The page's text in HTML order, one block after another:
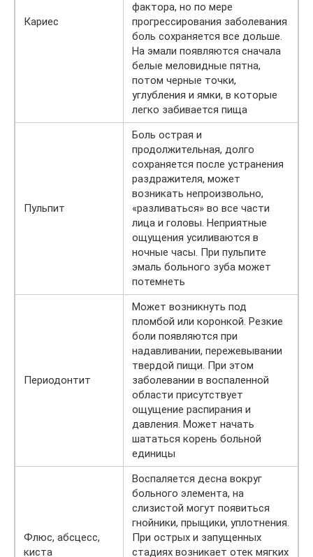
Кариес
фактора, но по мере
прогрессирования заболевания
боль сохраняется все дольше.
На эмали появляются сначала
белые меловидные пятна,
потом черные точки,
углубления и ямки, в которые
легко забивается пища
Пульпит
Боль острая и
продолжительная, долго
сохраняется после устранения
раздражителя, может
возникать непроизвольно,
«разливаться» во все части
лица и головы. Неприятные
ощущения усиливаются в
ночные часы. При пульпите
эмаль больного зуба может
потемнеть
Периодонтит
Может возникнуть под
пломбой или коронкой. Резкие
боли появляются при
надавливании, пережевывании
твердой пищи. При этом
заболевании в воспаленной
области присутствует
ощущение распирания и
давления. Может начать
шататься корень больной
единицы
Флюс, абсцесс,
киста
Воспаляется десна вокруг
больного элемента, на
слизистой могут появиться
гнойники, прыщики, уплотнения.
При острых и запущенных
стадиях возникает отек мягких